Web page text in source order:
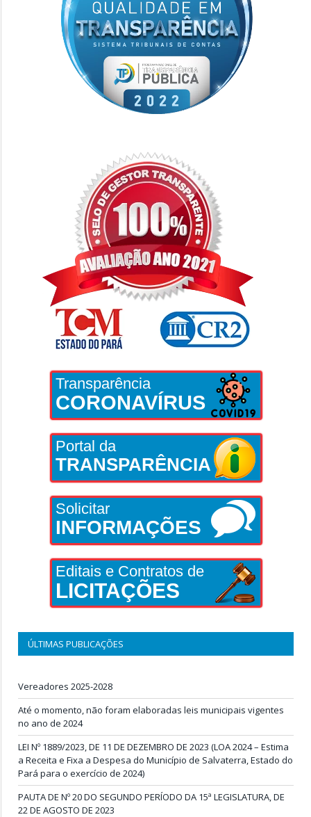
Transparência
CORONAVÍRUS
Portal da
TRANSPARÊNCIA
Solicitar
INFORMAÇÕES
Editais e Contratos de
LICITAÇÕES
ÚLTIMAS PUBLICAÇÕES
Vereadores 2025-2028
Até o momento, não foram elaboradas leis municipais vigentes
no ano de 2024
LEI Nº 1889/2023, DE 11 DE DEZEMBRO DE 2023 (LOA 2024 – Estima
a Receita e Fixa a Despesa do Município de Salvaterra, Estado do
Pará para o exercício de 2024)
PAUTA DE Nº 20 DO SEGUNDO PERÍODO DA 15ª LEGISLATURA, DE
22 DE AGOSTO DE 2023